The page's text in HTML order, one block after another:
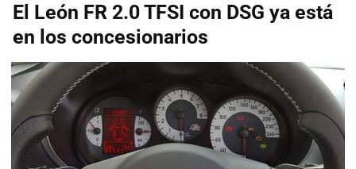
El León FR 2.0 TFSI con DSG ya está
en los concesionarios